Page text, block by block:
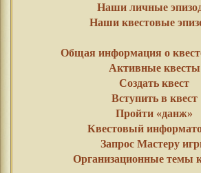
Наши личные
Наши квестовые
Общая информация о
Активные квесты
Создать квест
Вступить в квест
Пройти «данж»
Квестовый
Запрос Мастеру
Организационные темы